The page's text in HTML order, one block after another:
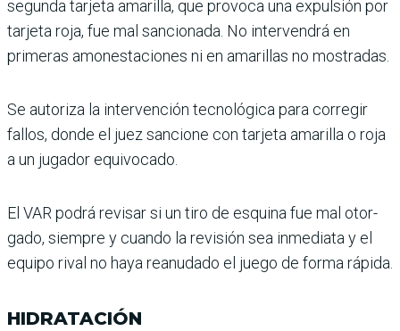
segunda tarjeta amarilla, que provoca una expulsión por
tarjeta roja, fue mal san­cionada. No intervendrá en
primeras amonestaciones ni en amarillas no mostradas.
Se autoriza la intervención tecnológica para corregir
fallos, donde el juez san­cione con tarjeta amarilla o roja
a un jugador equivo­cado.
El VAR podrá revisar si un tiro de esquina fue mal otor­
gado, siempre y cuando la revisión sea inmediata y el
equipo rival no haya rea­nudado el juego de forma rápida.
HIDRATACIÓN